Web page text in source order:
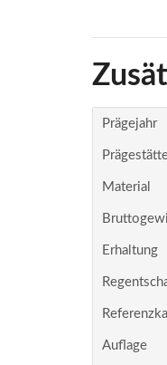
Prägejahr
Material
Erhaltung
Auflage